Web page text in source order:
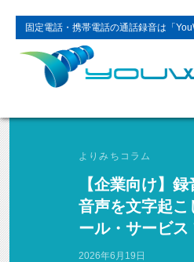
固定電話・携帯電話の通話録音は「
よりみちコラム
【企業向け】
音声を文字起こ
ール・サービス
2026年6月19日